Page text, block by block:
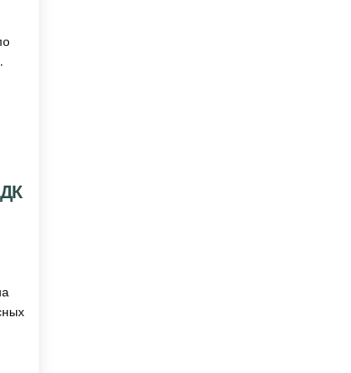
ВО ВСЕРОССИЙСКОМ ПАРАДЕ СЕМЕЙ
ПЕСНИ «СУДАРУШКА» ЛИНЕВСКОГО ДК ВЫСТУПИЛ В ПРОГРАММЕ